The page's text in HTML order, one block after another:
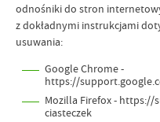
odnośniki do stron
z dokładnymi instrukcjami
usuwania:
Google Chrome -
https://
Mozilla Firefox -
ciasteczek